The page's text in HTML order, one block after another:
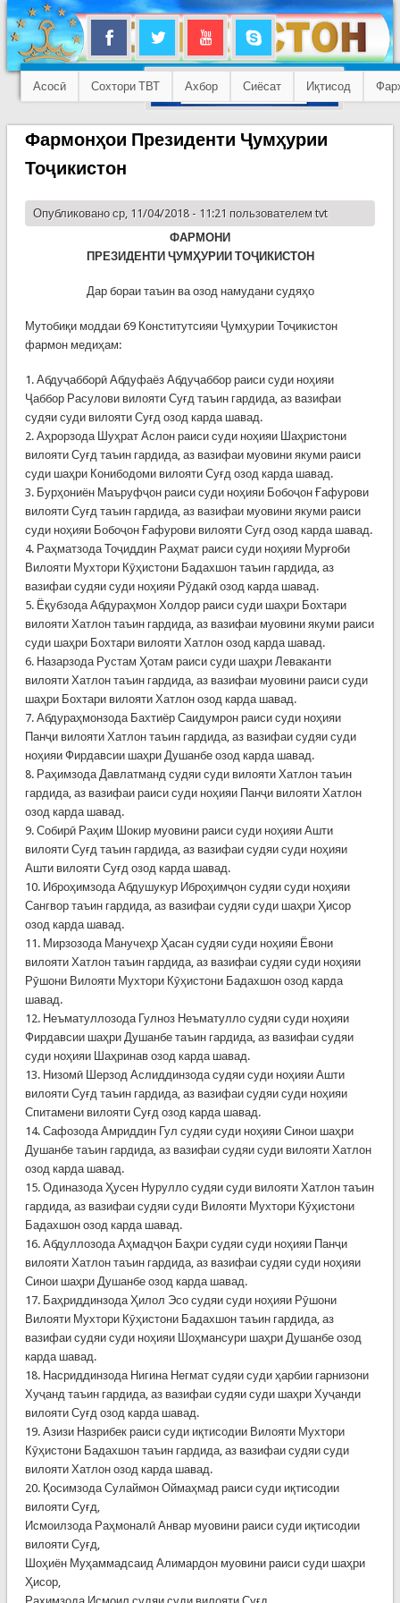
Асосӣ Сохтори ТВТ Ахбор Сиёсат Иқтисод
Фармонҳои Президенти Ҷумҳурии
Тоҷикистон
Опубликовано ср, 11/04/2018 - 11:21 пользователем tvt
ФАРМОНИ
ПРЕЗИДЕНТИ ҶУМҲУРИИ ТОҶИКИСТОН
Дар бораи таъин ва озод намудани судяҳо
Мутобиқи моддаи 69 Конститутсияи Ҷумҳурии Тоҷикистон
фармон медиҳам:
1. Абдуҷабборӣ Абдуфаёз Абдуҷаббор раиси суди ноҳияи
Ҷаббор Расулови вилояти Суғд таъин гардида, аз вазифаи
судяи суди вилояти Суғд озод карда шавад.
2. Аҳрорзода Шуҳрат Аслон раиси суди ноҳияи Шаҳристони
вилояти Суғд таъин гардида, аз вазифаи муовини якуми раиси
суди шаҳри Конибодоми вилояти Суғд озод карда шавад.
3. Бурҳониён Маъруфҷон раиси суди ноҳияи Бобоҷон Ғафурови
вилояти Суғд таъин гардида, аз вазифаи муовини якуми раиси
суди ноҳияи Бобоҷон Ғафурови вилояти Суғд озод карда шавад.
4. Раҳматзода Тоҷиддин Раҳмат раиси суди ноҳияи Мурғоби
Вилояти Мухтори Кӯҳистони Бадахшон таъин гардида, аз
вазифаи судяи суди ноҳияи Рӯдакӣ озод карда шавад.
5. Ёқубзода Абдураҳмон Холдор раиси суди шаҳри Бохтари
вилояти Хатлон таъин гардида, аз вазифаи муовини якуми раиси
суди шаҳри Бохтари вилояти Хатлон озод карда шавад.
6. Назарзода Рустам Ҳотам раиси суди шаҳри Леваканти
вилояти Хатлон таъин гардида, аз вазифаи муовини раиси суди
шаҳри Бохтари вилояти Хатлон озод карда шавад.
7. Абдураҳмонзода Бахтиёр Саидумрон раиси суди ноҳияи
Панҷи вилояти Хатлон таъин гардида, аз вазифаи судяи суди
ноҳияи Фирдавсии шаҳри Душанбе озод карда шавад.
8. Раҳимзода Давлатманд судяи суди вилояти Хатлон таъин
гардида, аз вазифаи раиси суди ноҳияи Панҷи вилояти Хатлон
озод карда шавад.
9. Собирӣ Раҳим Шокир муовини раиси суди ноҳияи Ашти
вилояти Суғд таъин гардида, аз вазифаи судяи суди ноҳияи
Ашти вилояти Суғд озод карда шавад.
10. Иброҳимзода Абдушукур Иброҳимҷон судяи суди ноҳияи
Сангвор таъин гардида, аз вазифаи судяи суди шаҳри Ҳисор
озод карда шавад.
11. Мирзозода Манучеҳр Ҳасан судяи суди ноҳияи Ёвони
вилояти Хатлон таъин гардида, аз вазифаи судяи суди ноҳияи
Рӯшони Вилояти Мухтори Кӯҳистони Бадахшон озод карда
шавад.
12. Неъматуллозода Гулноз Неъматулло судяи суди ноҳияи
Фирдавсии шаҳри Душанбе таъин гардида, аз вазифаи судяи
суди ноҳияи Шаҳринав озод карда шавад.
13. Низомӣ Шерзод Аслиддинзода судяи суди ноҳияи Ашти
вилояти Суғд таъин гардида, аз вазифаи судяи суди ноҳияи
Спитамени вилояти Суғд озод карда шавад.
14. Сафозода Амриддин Гул судяи суди ноҳияи Синои шаҳри
Душанбе таъин гардида, аз вазифаи судяи суди вилояти Хатлон
озод карда шавад.
15. Одиназода Ҳусен Нурулло судяи суди вилояти Хатлон таъин
гардида, аз вазифаи судяи суди Вилояти Мухтори Кӯҳистони
Бадахшон озод карда шавад.
16. Абдуллозода Аҳмадҷон Баҳри судяи суди ноҳияи Панҷи
вилояти Хатлон таъин гардида, аз вазифаи судяи суди ноҳияи
Синои шаҳри Душанбе озод карда шавад.
17. Баҳриддинзода Ҳилол Эсо судяи суди ноҳияи Рӯшони
Вилояти Мухтори Кӯҳистони Бадахшон таъин гардида, аз
вазифаи судяи суди ноҳияи Шоҳмансури шаҳри Душанбе озод
карда шавад.
18. Насриддинзода Нигина Негмат судяи суди ҳарбии гарнизони
Хуҷанд таъин гардида, аз вазифаи судяи суди шаҳри Хуҷанди
вилояти Суғд озод карда шавад.
19. Азизи Назрибек раиси суди иқтисодии Вилояти Мухтори
Кӯҳистони Бадахшон таъин гардида, аз вазифаи судяи суди
вилояти Хатлон озод карда шавад.
20. Қосимзода Сулаймон Оймаҳмад раиси суди иқтисодии
вилояти Суғд,
Исмоилзода Раҳмоналӣ Анвар муовини раиси суди иқтисодии
вилояти Суғд,
Шоҳиён Муҳаммадсаид Алимардон муовини раиси суди шаҳри
Ҳисор,